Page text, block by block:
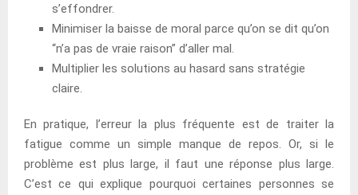
s’effondrer.
Minimiser la baisse de moral parce qu’on se dit qu’on
“n’a pas de vraie raison” d’aller mal.
Multiplier les solutions au hasard sans stratégie
claire.
En pratique, l’erreur la plus fréquente est de traiter la
fatigue comme un simple manque de repos. Or, si le
problème est plus large, il faut une réponse plus large.
C’est ce qui explique pourquoi certaines personnes se